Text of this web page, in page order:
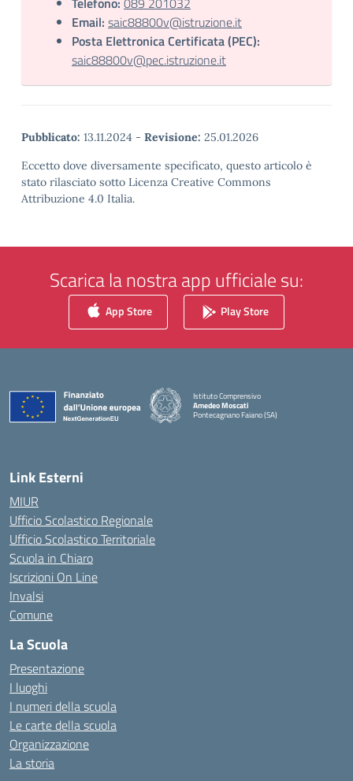
Email: saic88800v@istruzione.it
Posta Elettronica Certificata (PEC):
saic88800v@pec.istruzione.it
Pubblicato: 13.11.2024 - Revisione: 25.01.2026
Eccetto dove diversamente specificato, questo articolo è
stato rilasciato sotto Licenza Creative Commons
Attribuzione 4.0 Italia.
Scarica la nostra app ufficiale su:
App Store Play Store
Istituto Comprensivo
Amedeo Moscati
Pontecagnano Faiano (SA)
— Visita la pagina iniziale della scuola
Link Esterni
MIUR
Ufficio Scolastico Regionale
Ufficio Scolastico Territoriale
Scuola in Chiaro
Iscrizioni On Line
Invalsi
Comune
La Scuola
Presentazione
I luoghi
I numeri della scuola
Le carte della scuola
Organizzazione
La storia